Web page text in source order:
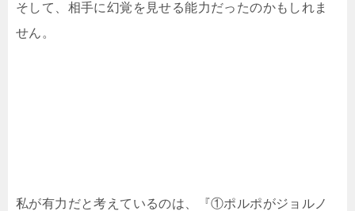
そして、相手に幻覚を見せる能力だったのかもしれま
せん。
私が有力だと考えているのは、『①ポルポがジョルノ